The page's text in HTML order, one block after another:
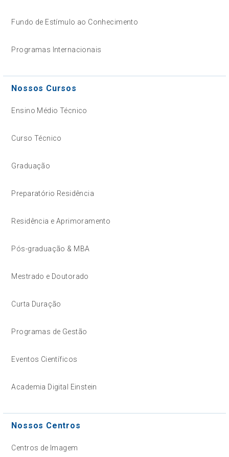
Fundo de Estímulo ao Conhecimento
Programas Internacionais
Nossos Cursos
Ensino Médio Técnico
Curso Técnico
Graduação
Preparatório Residência
Residência e Aprimoramento
Pós-graduação & MBA
Mestrado e Doutorado
Curta Duração
Programas de Gestão
Eventos Científicos
Academia Digital Einstein
Nossos Centros
Centros de Imagem